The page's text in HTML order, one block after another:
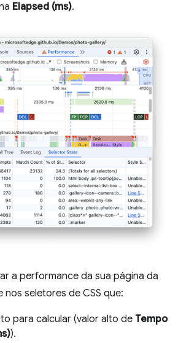
Elapsed (ms).
a performance da sua página da
seletores de CSS que:
para calcular (valor alto de Tempo
).